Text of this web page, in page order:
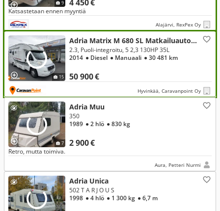
9 4 450 €
Katsastetaan ennen myyntiä
Alajärvi, RexPex Oy
15
Adria Matrix M 680 SL Matkailuauto , Fiat
50 900 €
2.3, Puoli-integroitu, 5 2,3 130HP 35L
2014 ● Diesel ● Manuaali ● 30 481 km
Hyvinkää, Caravanpoint Oy
7
Adria Muu
2 900 €
350
1989 ● 2 hlö ● 830 kg
Retro, mutta toimiva.
Aura, Petteri Nurmi
Adria Unica
502 T A R J O U S
1998 ● 4 hlö ● 1 300 kg ● 6,7 m